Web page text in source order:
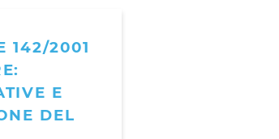
142/2001
E
DEL